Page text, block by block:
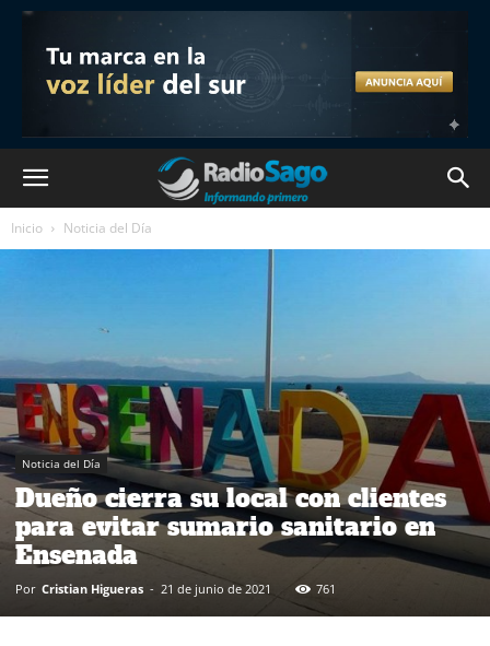
Inicio Noticia del Día
Noticia del Día
Dueño cierra su local con clientes
para evitar sumario sanitario en
Ensenada
Por Cristian Higueras - 21 de junio de 2021 761